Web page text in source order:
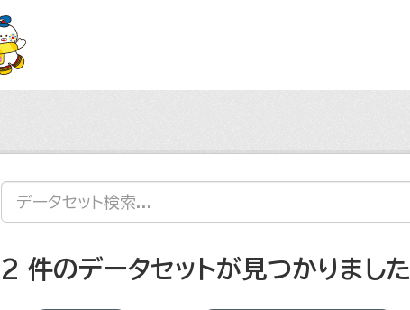
2 件のデータセットが見つかりました